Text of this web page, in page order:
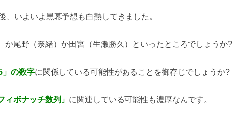
、いよいよ黒幕予想も白熱してきました。
か尾野（奈緒）か田宮（生瀬勝久）といったところでしょうか?
」の数字に関係している可能性があることを御存じでしょうか?
ィボナッチ数列」 に関連している可能性も濃厚なんです。